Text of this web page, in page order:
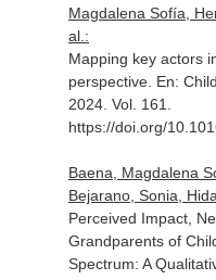
Magdalena Sofía,
al.:
Mapping key actors
perspective. En:
2024. Vol. 161.
https://doi.org/
Baena, Magdalena
Bejarano, Sonia,
Perceived Impact,
Grandparents of
Spectrum: A